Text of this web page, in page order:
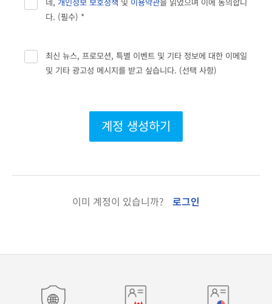
다. (필수) *
최신 뉴스, 프로모션, 특별 이벤트 및 기타 정보에 대한 이메일
및 기타 광고성 메시지를 받고 싶습니다. (선택 사항)
계정 생성하기
이미 계정이 있습니까? 로그인